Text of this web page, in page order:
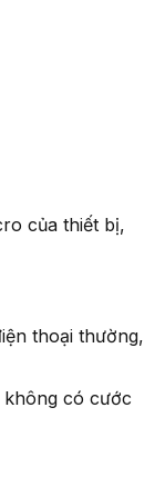
của thiết bị,
thoại thường,
có cước